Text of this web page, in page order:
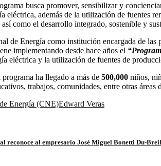
busca promover, sensibilizar y
eléctrica, además de la utilización de fuentes
como el desarrollo integrado, sostenible y
de Energía como institución encargada de
implementando desde hace años el
eléctrica y la utilización de fuentes de
ha llegado a más de 500,000 niños,
trabajos, comunidades, entre otras áreas
Energía (CNE)Edward Veras
reconoce al empresario José Miguel Bonetti Du-Breil